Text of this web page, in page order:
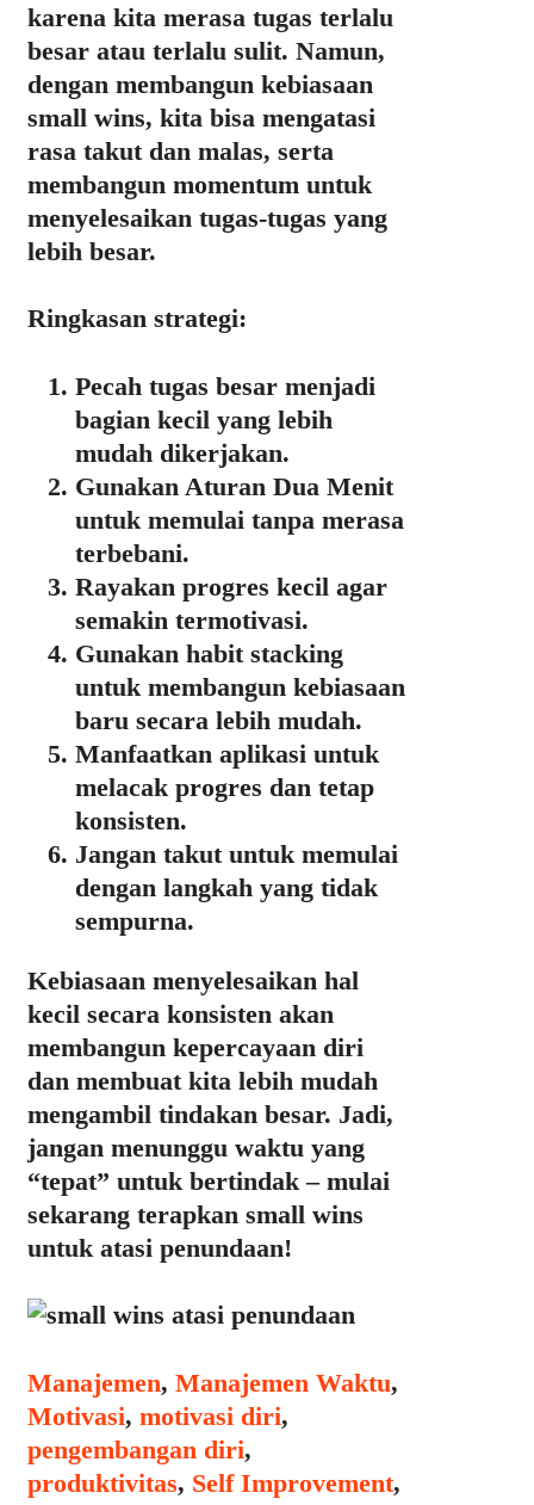
karena kita merasa tugas terlalu
besar atau terlalu sulit. Namun,
dengan membangun kebiasaan
small wins, kita bisa mengatasi
rasa takut dan malas, serta
membangun momentum untuk
menyelesaikan tugas-tugas yang
lebih besar.
Ringkasan strategi:
Pecah tugas besar menjadi
bagian kecil yang lebih
mudah dikerjakan.
Gunakan Aturan Dua Menit
untuk memulai tanpa merasa
terbebani.
Rayakan progres kecil agar
semakin termotivasi.
Gunakan habit stacking
untuk membangun kebiasaan
baru secara lebih mudah.
Manfaatkan aplikasi untuk
melacak progres dan tetap
konsisten.
Jangan takut untuk memulai
dengan langkah yang tidak
sempurna.
Kebiasaan menyelesaikan hal
kecil secara konsisten akan
membangun kepercayaan diri
dan membuat kita lebih mudah
mengambil tindakan besar. Jadi,
jangan menunggu waktu yang
“tepat” untuk bertindak – mulai
sekarang terapkan small wins
untuk atasi penundaan!
Categories
Manajemen, Manajemen Waktu,
Motivasi, motivasi diri,
pengembangan diri,
produktivitas, Self Improvement,